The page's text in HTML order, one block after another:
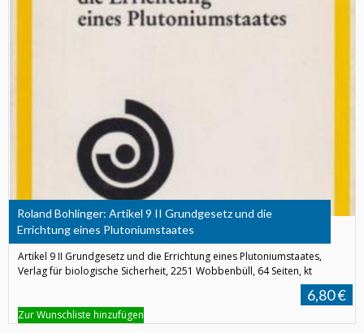
Roland Bohlinger: Artikel 9 II Grundgesetz und die
Errichtung eines Plutoniumstaates
Artikel 9 II Grundgesetz und die Errichtung eines Plutoniumstaates,
Verlag für biologische Sicherheit, 2251 Wobbenbüll, 64 Seiten, kt
6,80 €
Zur Wunschliste hinzufügen